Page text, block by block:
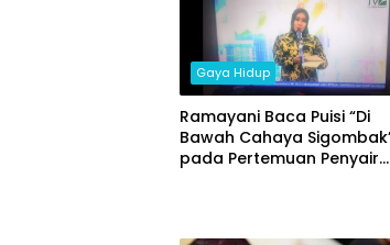
Gaya Hidup
Ramayani Baca Puisi “Di
Bawah Cahaya
pada Pertemuan Penyair